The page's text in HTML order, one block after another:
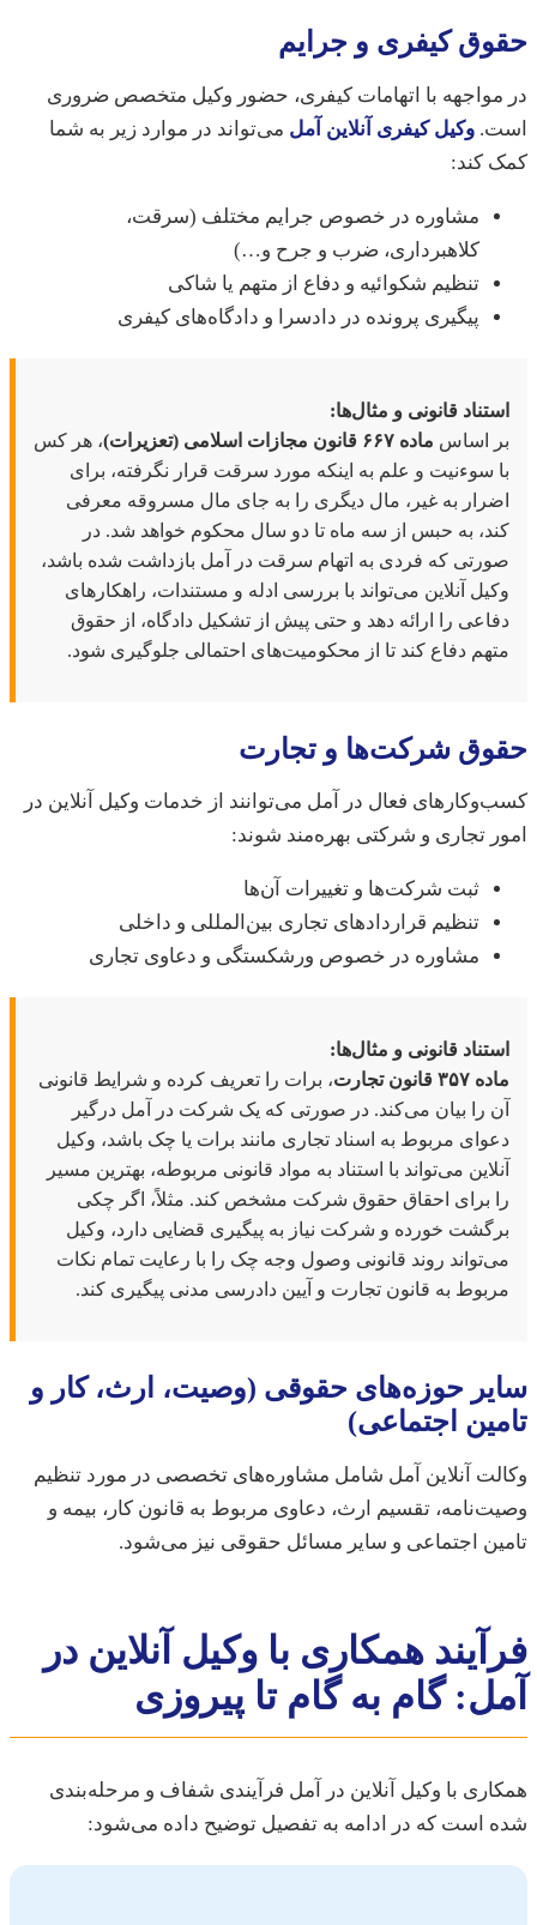
کیفری و جرایم
با اتهامات کیفری، حضور وکیل متخصص ضروری
وکیل کیفری آنلاین آمل می‌تواند در موارد زیر به شما
کند:
مشاوره در خصوص جرایم مختلف (سرقت،
کلاهبرداری، ضرب و جرح و…)
تنظیم شکوائیه و دفاع از متهم یا شاکی
پیگیری پرونده در دادسرا و دادگاه‌های کیفری
قانونی و مثال‌ها:
اساسماده ۶۶۷ قانون مجازات اسلامی (تعزیرات)
، هر کس
سوءنیت و علم به اینکه مورد سرقت قرار نگرفته، برای
به غیر، مال دیگری را به جای مال مسروقه معرفی
به حبس از سه ماه تا دو سال محکوم خواهد شد. در
که فردی به اتهام سرقت در آمل بازداشت شده باشد،
آنلاین می‌تواند با بررسی ادله و مستندات، راهکارهای
را ارائه دهد و حتی پیش از تشکیل دادگاه، از حقوق
دفاع کند تا از محکومیت‌های احتمالی جلوگیری شود.
شرکت‌ها و تجارت
فعال در آمل می‌توانند از خدمات وکیل آنلاین در
تجاری و شرکتی بهره‌مند شوند:
ثبت شرکت‌ها و تغییرات آن‌ها
تنظیم قراردادهای تجاری بین‌المللی و داخلی
مشاوره در خصوص ورشکستگی و دعاوی تجاری
قانونی و مثال‌ها:
، برات را تعریف کرده و شرایط قانونی
را بیان می‌کند. در صورتی که یک شرکت در آمل درگیر
مربوط به اسناد تجاری مانند برات یا چک باشد، وکیل
می‌تواند با استناد به مواد قانونی مربوطه، بهترین مسیر
برای احقاق حقوق شرکت مشخص کند. مثلاً، اگر چکی
خورده و شرکت نیاز به پیگیری قضایی دارد، وکیل
روند قانونی وصول وجه چک را با رعایت تمام نکات
به قانون تجارت و آیین دادرسی مدنی پیگیری کند.
حوزه‌های حقوقی (وصیت، ارث، کار و
اجتماعی)
آنلاین آمل شامل مشاوره‌های تخصصی در مورد تنظیم
تقسیم ارث، دعاوی مربوط به قانون کار، بیمه و
اجتماعی و سایر مسائل حقوقی نیز می‌شود.
همکاری با وکیل آنلاین در
گام به گام تا پیروزی
با وکیل آنلاین در آمل فرآیندی شفاف و مرحله‌بندی
است که در ادامه به تفصیل توضیح داده می‌شود: